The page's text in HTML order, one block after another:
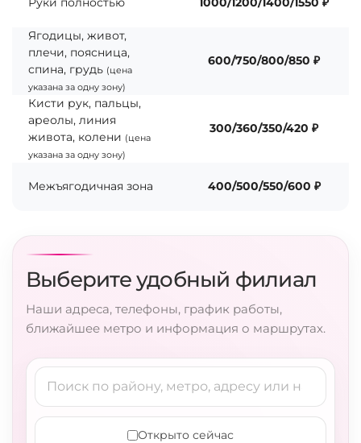
Ягодицы, живот,
плечи, поясница,
спина, грудь (цена
указана за одну зону)
600/750/800/850 ₽
Кисти рук, пальцы,
ареолы, линия
живота, колени (цена
указана за одну зону)
300/360/350/420 ₽
Межъягодичная зона 400/500/550/600 ₽
Выберите удобный филиал
Наши адреса, телефоны, график работы,
ближайшее метро и информация о маршрутах.
Открыто сейчас